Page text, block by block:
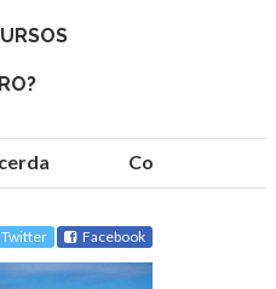
Conheça as
Twitter Facebook